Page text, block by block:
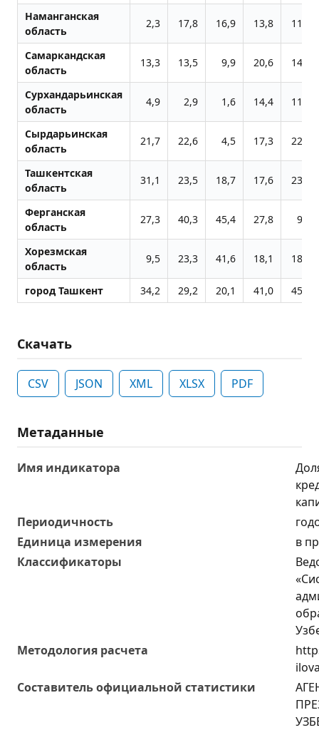
Наманганская
область
2,3 17,8 16,9 13,8 11,3
Самаркандская
область
13,3 13,5 9,9 20,6 14,3
Сурхандарьинская
область
4,9 2,9 1,6 14,4 11,4
Сырдарьинская
область
21,7 22,6 4,5 17,3 22,5
Ташкентская
область
31,1 23,5 18,7 17,6 23,8
Ферганская
область
27,3 40,3 45,4 27,8 9,3
Хорезмская
область
9,5 23,3 41,6 18,1 18,9
город Ташкент 34,2 29,2 20,1 41,0 45,1
Скачать
CSV JSON XML XLSX PDF
Метаданные
Имя индикатора
Периодичность
Единица измерения
в
Классификаторы
Методология расчета
Составитель официальной статистики